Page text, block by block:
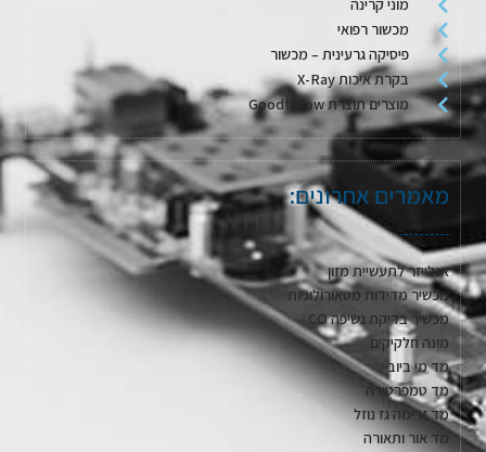
מוני קרינה
מכשור רפואי
פיסיקה גרעינית – מכשור
בקרת איכות X-Ray
מוצרים תוצרת Goodfellow
מאמרים אחרונים:
אנלייזר לתעשיית מזון
מכשיר מדידות מטאורולוגיות
מכשיר בדיקת נשיפה CO
מונה חלקיקים
מד מי ביוב
מד טמפרטורה
מד זרימה גז נוזל
מד אור ותאורה